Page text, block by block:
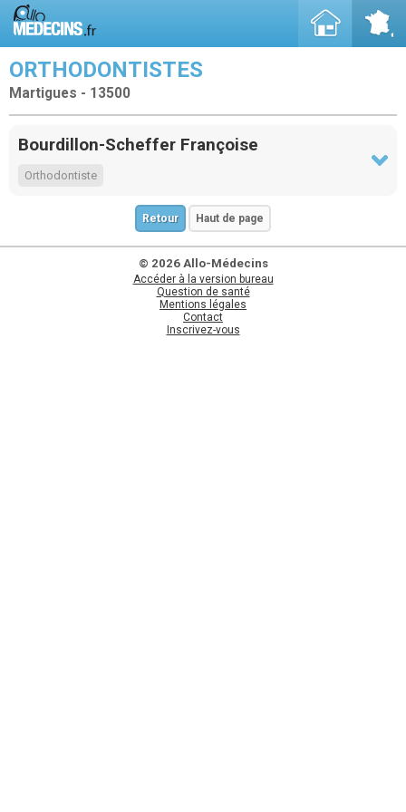
ORTHODONTISTES
Martigues - 13500
Bourdillon-Scheffer Françoise
Orthodontiste
Retour Haut de page
© 2026 Allo-Médecins
Accéder à la version bureau
Question de santé
Mentions légales
Contact
Inscrivez-vous